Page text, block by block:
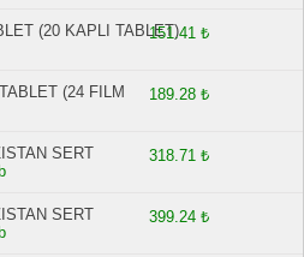
(20 KAPLI TABLET)151.41 ₺
(24 FILM
189.28 ₺
SERT
318.71 ₺
SERT
399.24 ₺